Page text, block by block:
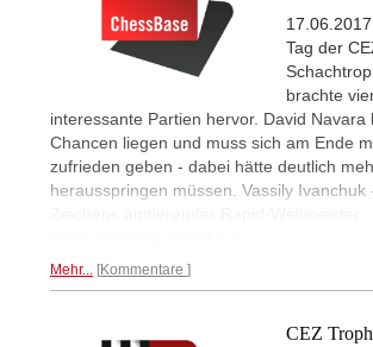
Tag der
brachte
interessante Partien hervor. David Navara
Chancen liegen und muss sich am Ende
zufrieden geben - dabei hätte deutlich
herausspringen müssen. Vassily Ivanchuk
Mehr... Kommentare
CEZ